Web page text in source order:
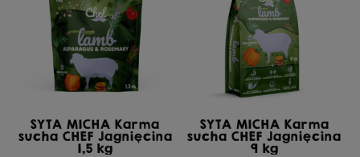
SYTA MICHA Karma
sucha CHEF Jagnięcina
1,5 kg
SYTA MICHA Karma
sucha CHEF Jagnięcina
9 kg